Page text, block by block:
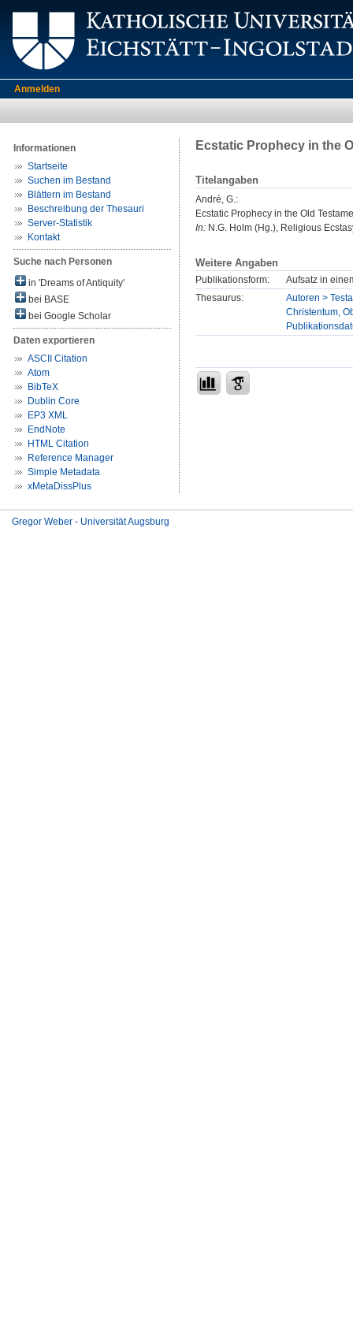
Anmelden
Informationen
Startseite
Suchen im Bestand
Blättern im Bestand
Beschreibung der Thesauri
Server-Statistik
Kontakt
Suche nach Personen
in 'Dreams of Antiquity'
bei BASE
bei Google Scholar
Daten exportieren
ASCII Citation
Atom
BibTeX
Dublin Core
EP3 XML
EndNote
HTML Citation
Reference Manager
Simple Metadata
xMetaDissPlus
Ecstatic Prophecy in the
Titelangaben
André, G.:
Ecstatic Prophecy in the Old
In: N.G. Holm (Hg.), Religious
Weitere Angaben
Publikationsform:
Aufsatz in
Thesaurus:
Autoren >
Christentum,
Gregor Weber - Universität Augsburg